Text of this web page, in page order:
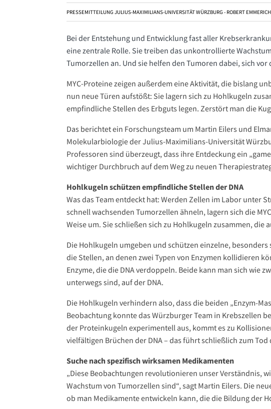
PRESSEMITTEILUNG JULIUS-MAXIMILIANS-UNIVERSITÄT WÜRZBURG - ROBERT EMMERICH
Bei der Entstehung und Entwicklung fast aller
eine zentrale Rolle. Sie treiben das unkontrollierte
Tumorzellen an. Und sie helfen den Tumoren dabei, sich vor
MYC-Proteine zeigen außerdem eine Aktivität, die bislang
nun neue Türen aufstößt: Sie lagern sich zu Hohlkugeln
empfindliche Stellen des Erbguts legen. Zerstört man die
Das berichtet ein Forschungsteam um Martin Eilers und
Molekularbiologie der Julius-Maximilians-Universität
Professoren sind überzeugt, dass ihre Entdeckung ein
wichtiger Durchbruch auf dem Weg zu neuen
Hohlkugeln schützen empfindliche Stellen der DNA
Was das Team entdeckt hat: Werden Zellen im Labor unter
schnell wachsenden Tumorzellen ähneln, lagern sich die
Weise um. Sie schließen sich zu Hohlkugeln zusammen, die
Die Hohlkugeln umgeben und schützen einzelne,
die Stellen, an denen zwei Typen von Enzymen kollidieren
Enzyme, die die DNA verdoppeln. Beide kann man sich wie
unterwegs sind, auf der DNA.
Die Hohlkugeln verhindern also, dass die beiden „Enzym-
Beobachtung konnte das Würzburger Team in Krebszellen
der Proteinkugeln experimentell aus, kommt es zu
vielfältigen Brüchen der DNA – das führt schließlich zum Tod
Suche nach spezifisch wirksamen Medikamenten
„Diese Beobachtungen revolutionieren unser Verständnis,
Wachstum von Tumorzellen sind“, sagt Martin Eilers. Die
ob man Medikamente entwickeln kann, die die Bildung der